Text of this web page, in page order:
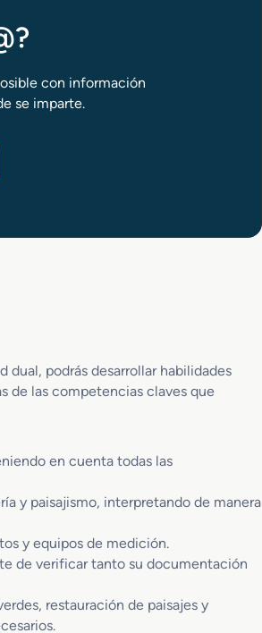
con información
se imparte.
dual, podrás desarrollar habilidades
de las competencias claves que
en cuenta todas las
y paisajismo, interpretando de manera
y equipos de medición.
de verificar tanto su documentación
restauración de paisajes y